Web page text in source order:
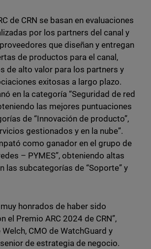
de CRN se basan en evaluaciones
por los partners del canal y
que diseñan y entregan
de productos para el canal,
de alto valor para los partners y
exitosas a largo plazo.
en la categoría “Seguridad de red
las mejores puntuaciones
de “Innovación de producto”,
gestionados y en la nube”.
como ganador en el grupo de
– PYMES”, obteniendo altas
las subcategorías de “Soporte” y
honrados de haber sido
el Premio ARC 2024 de CRN”,
CMO de WatchGuard y
de estrategia de negocio.